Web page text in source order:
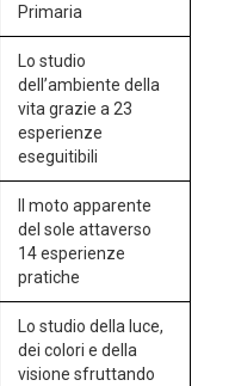
Primaria
Lo studio
dell’ambiente della
vita grazie a 23
esperienze
eseguitibili
Il moto apparente
del sole attaverso
14 esperienze
pratiche
Lo studio della luce,
dei colori e della
visione sfruttando